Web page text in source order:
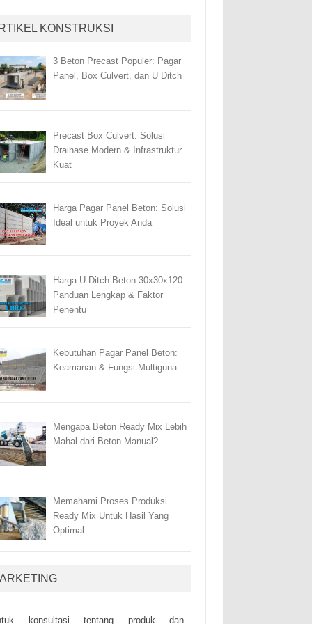
KONSTRUKSI
3 Beton Precast Populer: Pagar
Panel, Box Culvert, dan U Ditch
Precast Box Culvert: Solusi
Drainase Modern & Infrastruktur
Kuat
Harga Pagar Panel Beton: Solusi
Ideal untuk Proyek Anda
Harga U Ditch Beton 30x30x120:
Panduan Lengkap & Faktor
Penentu
Kebutuhan Pagar Panel Beton:
Keamanan & Fungsi Multiguna
Mengapa Beton Ready Mix Lebih
Mahal dari Beton Manual?
Memahami Proses Produksi
Ready Mix Untuk Hasil Yang
Optimal
kоnsultаsі tеntаng рrоduk dаn